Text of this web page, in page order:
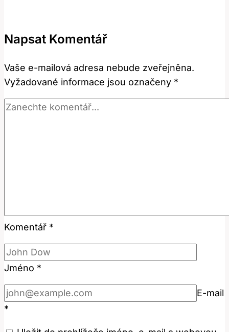
Významy
Použití
Této
Slova?
Napsat Komentář
Vaše e-mailová adresa nebude zveřejněna.
Vyžadované informace jsou označeny *
Komentář *
Jméno *
E-mail
*